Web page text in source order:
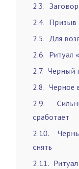
2.3
2.4
Призыв
2.5
Для
2.6
Ритуал
2.7 Черный
2.8
Черное
2.9
сработает
2.10
снять
2.11